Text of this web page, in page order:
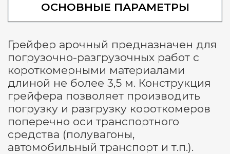
ОСНОВНЫЕ ПАРАМЕТРЫ
Грейфер арочный предназначен для
погрузочно-разгрузочных работ с
короткомерными материалами
длиной не более 3,5 м. Конструкция
грейфера позволяет производить
погрузку и разгрузку короткомеров
поперечно оси транспортного
средства (полувагоны,
автомобильный транспорт и т.п.).